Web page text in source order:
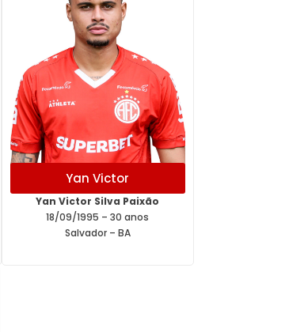
Yan Victor
Yan Victor Silva Paixão
18/09/1995 – 30 anos
Salvador – BA